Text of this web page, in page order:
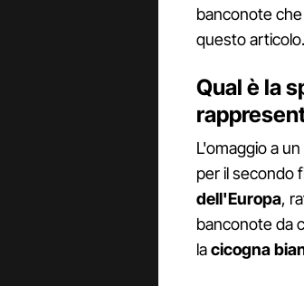
banconote
questo articolo.
Qual è la
L'omaggio a un
per il secondo
dell'Europa,
banconote da
lacicogna